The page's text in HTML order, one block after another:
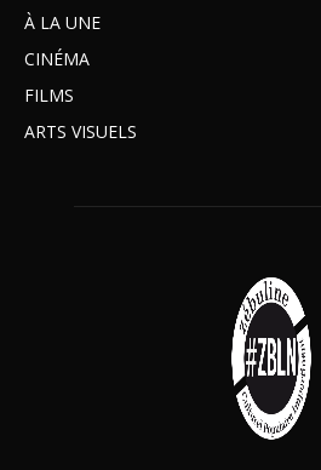
À LA UNE
CINÉMA
FILMS
ARTS VISUELS